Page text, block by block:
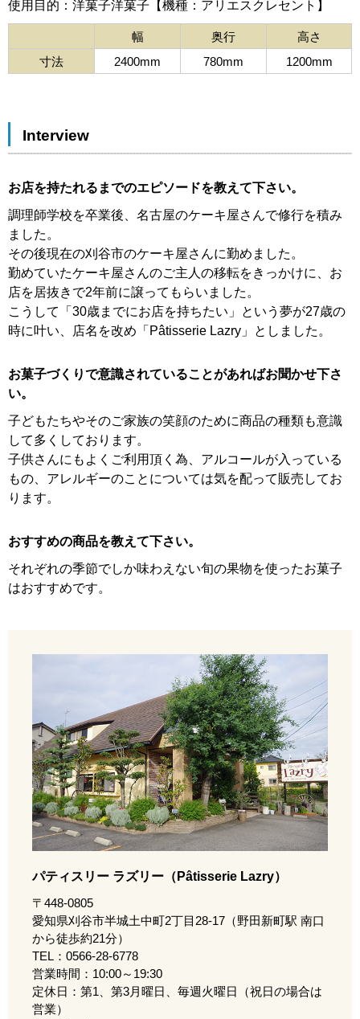
使用目的：洋菓子洋菓子【機種：アリエスクレセント】
幅 奥行
高さ
寸法
2400mm 780mm 1200mm
Interview
お店を持たれるまでのエピソードを教えて下さい。
調理師学校を卒業後、名古屋のケーキ屋さんで修行を積み
ました。
その後現在の刈谷市のケーキ屋さんに勤めました。
勤めていたケーキ屋さんのご主人の移転をきっかけに、お
店を居抜きで2年前に譲ってもらいました。
こうして「30歳までにお店を持ちたい」という夢が27歳の
時に叶い、店名を改め「Pâtisserie Lazry」としました。
お菓子づくりで意識されていることがあればお聞かせ下さ
い。
子どもたちやそのご家族の笑顔のために商品の種類も意識
して多くしております。
子供さんにもよくご利用頂く為、アルコールが入っている
もの、アレルギーのことについては気を配って販売してお
ります。
おすすめの商品を教えて下さい。
それぞれの季節でしか味わえない旬の果物を使ったお菓子
はおすすめです。
パティスリー ラズリー（Pâtisserie Lazry）
〒448-0805
愛知県刈谷市半城土中町2丁目28-17（野田新町駅 南口
から徒歩約21分）
TEL：0566-28-6778
営業時間：10:00～19:30
定休日：第1、第3月曜日、毎週火曜日（祝日の場合は
営業）